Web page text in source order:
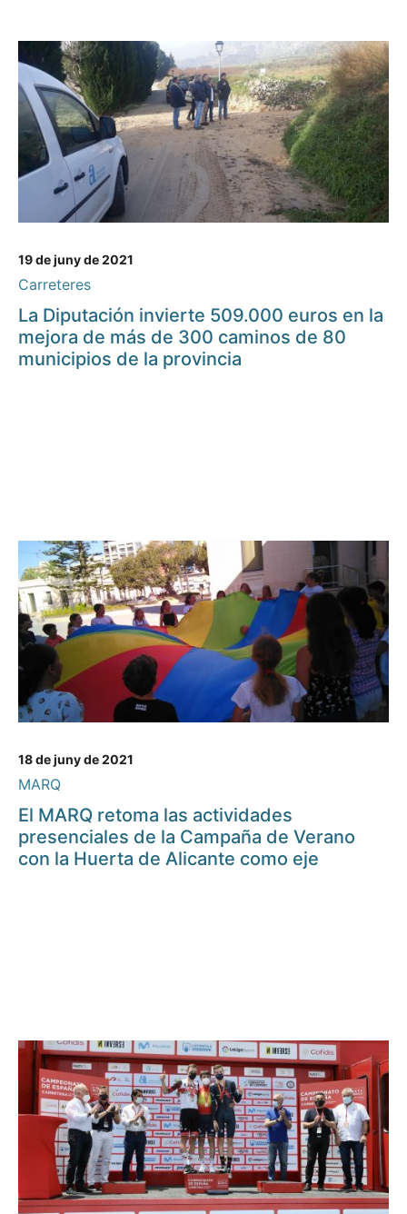
19 de juny de 2021
Carreteres
La Diputación invierte 509.000 euros en la
mejora de más de 300 caminos de 80
municipios de la provincia
18 de juny de 2021
MARQ
El MARQ retoma las actividades
presenciales de la Campaña de Verano
con la Huerta de Alicante como eje